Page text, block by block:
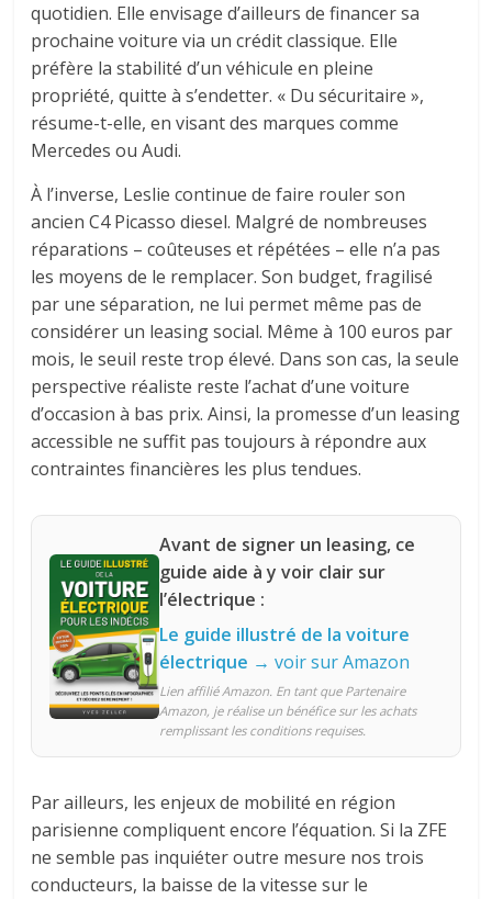
quotidien. Elle envisage d’ailleurs de financer sa
prochaine voiture via un crédit classique. Elle
préfère la stabilité d’un véhicule en pleine
propriété, quitte à s’endetter. « Du sécuritaire »,
résume-t-elle, en visant des marques comme
Mercedes ou Audi.
À l’inverse, Leslie continue de faire rouler son
ancien C4 Picasso diesel. Malgré de nombreuses
réparations – coûteuses et répétées – elle n’a pas
les moyens de le remplacer. Son budget, fragilisé
par une séparation, ne lui permet même pas de
considérer un leasing social. Même à 100 euros par
mois, le seuil reste trop élevé. Dans son cas, la seule
perspective réaliste reste l’achat d’une voiture
d’occasion à bas prix. Ainsi, la promesse d’un leasing
accessible ne suffit pas toujours à répondre aux
contraintes financières les plus tendues.
Avant de signer un leasing, ce
guide aide à y voir clair sur
l’électrique :
Le guide illustré de la voiture
électrique → voir sur Amazon
Lien affilié Amazon. En tant que Partenaire
Amazon, je réalise un bénéfice sur les achats
remplissant les conditions requises.
Par ailleurs, les enjeux de mobilité en région
parisienne compliquent encore l’équation. Si la ZFE
ne semble pas inquiéter outre mesure nos trois
conducteurs, la baisse de la vitesse sur le